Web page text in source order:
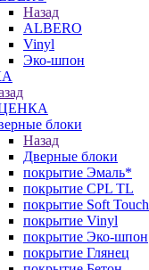
Назад
ALBERO
Vinyl
Эко-шпон
блоки
Назад
Дверные блоки
покрытие Эмаль*
покрытие CPL TL
покрытие Soft Touch
покрытие Vinyl
покрытие Эко-шпон
покрытие Глянец